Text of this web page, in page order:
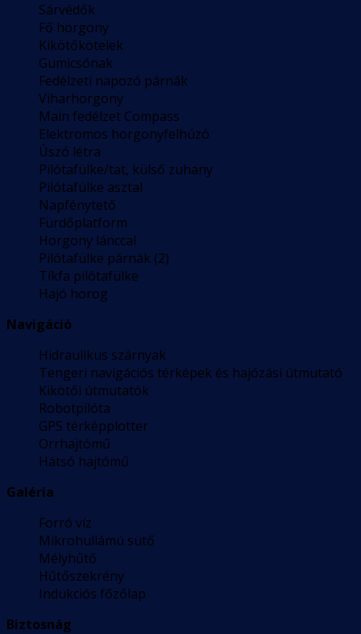
Sárvédők
Fő horgony
Kikötőkötelek
Gumicsónak
Fedélzeti napozó párnák
Viharhorgony
Main fedélzet Compass
Elektromos horgonyfelhúzó
Úszó létra
Pilótafülke/tat, külső zuhany
Pilótafülke asztal
Napfénytető
Fürdőplatform
Horgony lánccal
Pilótafülke párnák (2)
Tíkfa pilótafülke
Hajó horog
Navigáció
Hidraulikus szárnyak
Tengeri navigációs térképek és hajózási útmutató
Kikötői útmutatók
Robotpilóta
GPS térképplotter
Orrhajtómű
Hátsó hajtómű
Galéria
Forró víz
Mikrohullámú sütő
Mélyhűtő
Hűtőszekrény
Indukciós főzőlap
Biztosnág